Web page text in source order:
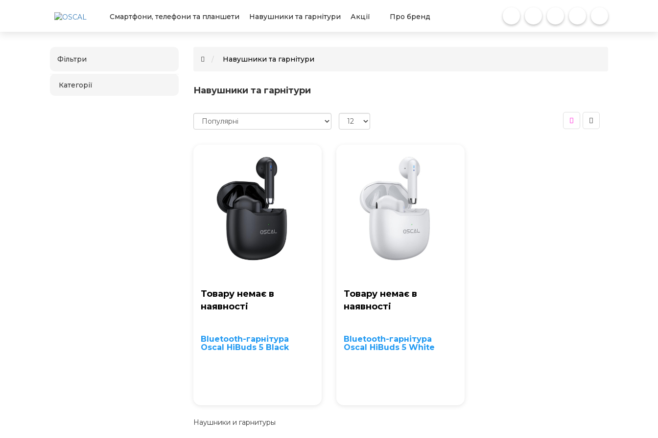
Смартфони, телефони та планшети Навушники та гарнітури Акції Про бренд
Фільтри
Категорії
Навушники та гарнітури
Навушники та гарнітури
Товару немає в
наявностi
Bluetooth-гарнітура
Oscal HiBuds 5 Black
Товару немає в
наявностi
Bluetooth-гарнітура
Oscal HiBuds 5 White
Наушники и гарнитуры